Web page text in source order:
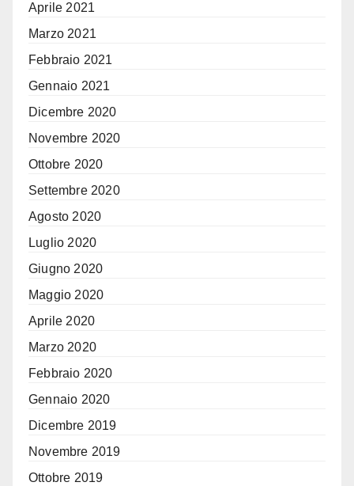
Aprile 2021
Marzo 2021
Febbraio 2021
Gennaio 2021
Dicembre 2020
Novembre 2020
Ottobre 2020
Settembre 2020
Agosto 2020
Luglio 2020
Giugno 2020
Maggio 2020
Aprile 2020
Marzo 2020
Febbraio 2020
Gennaio 2020
Dicembre 2019
Novembre 2019
Ottobre 2019